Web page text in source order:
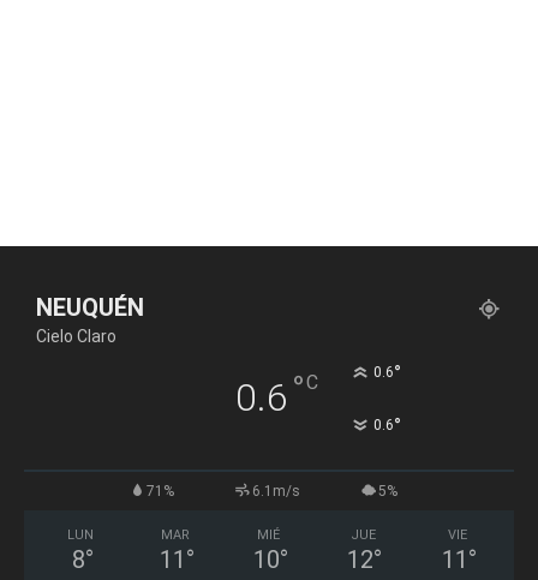
NEUQUÉN
Cielo Claro
0.6 °C 0.6°
0.6°
71% 6.1m/s 5%
LUN
8°
MAR
11 °
MIÉ
10°
JUE
12°
VIE
11 °